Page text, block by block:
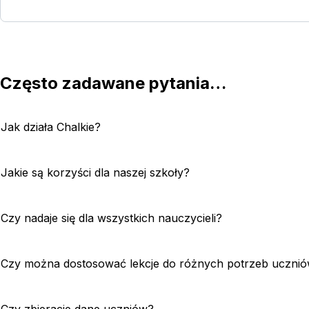
Często zadawane pytania…
Jak działa Chalkie?
Jakie są korzyści dla naszej szkoły?
Czy nadaje się dla wszystkich nauczycieli?
Czy można dostosować lekcje do różnych potrzeb